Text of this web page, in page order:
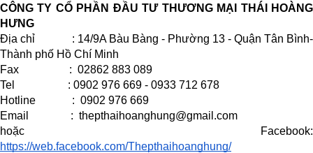
CÔNG TY CỔ PHẦN ĐẦU TƯ THƯƠNG MẠI THÁI HOÀNG
HƯNG
Địa chỉ             : 14/9A Bàu Bàng - Phường 13 - Quận Tân Bình-
Thành phố Hồ Chí Minh
Fax                  :  02862 883 089
Tel                   : 0902 976 669 - 0933 712 678
Hotline             :  0902 976 669
Email               :  thepthaihoanghung@gmail.com
hoặc Facebook:
https://web.facebook.com/Thepthaihoanghung/